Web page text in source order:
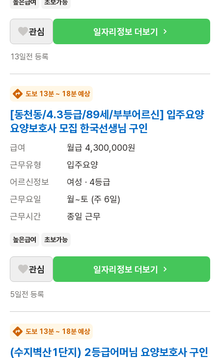
높은급여 초보가능
관심 일자리정보 더보기
13일전 등록
도보 13분 ~ 18분 예상
[동천동/4.3등급/89세/부부어르신] 입주요양
요양보호사 모집 한국선생님 구인
급여
월급 4,300,000원
근무유형
입주요양
어르신정보
여성 · 4등급
근무요일
월~토 (주 6일)
근무시간
종일 근무
높은급여 초보가능
관심 일자리정보 더보기
5일전 등록
도보 13분 ~ 18분 예상
(수지벽산1단지) 2등급어머님 요양보호사 구인